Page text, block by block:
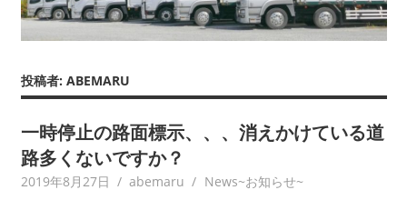
投稿者: ABEMARU
一時停止の路面標示、、、消えかけている道
路多くないですか？
2019年8月27日 abemaru News~お知らせ~